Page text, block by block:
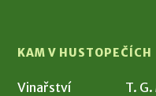
KAM V HUSTOPEČÍCH
Vinařství
T.